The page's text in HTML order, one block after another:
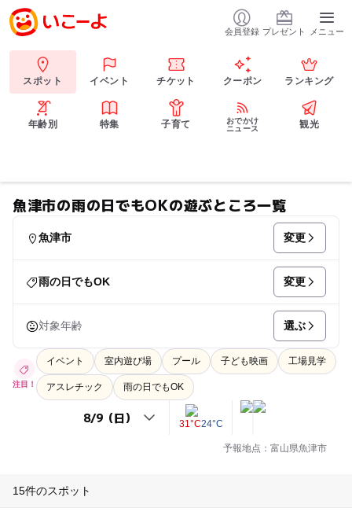
会員登録 プレゼント メニュー
スポット イベント チケット クーポン ランキング
年齢別 特集 子育て
おでかけ
ニュース
観光
魚津市の雨の日でもOKの遊ぶところ一覧
魚津市 変更
雨の日でもOK 変更
対象年齢 選ぶ
注目！
イベント 室内遊び場 プール 子ども映画 工場見学
アスレチック 雨の日でもOK
31°C24°C
予報地点：富山県魚津市
15件のスポット